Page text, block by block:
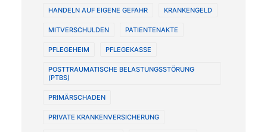
HANDELN AUF EIGENE GEFAHR KRANKENGELD
MITVERSCHULDEN PATIENTENAKTE
PFLEGEHEIM PFLEGEKASSE
POSTTRAUMATISCHE BELASTUNGSSTÖRUNG
(PTBS)
PRIMÄRSCHADEN
PRIVATE KRANKENVERSICHERUNG